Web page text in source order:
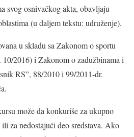
svog osnivačkog akta, obavljaju
(u daljem tekstu: udruženje).
u skladu sa Zakonom o sportu
2016) i Zakonom o zadužbinama i
RS”, 88/2010 i 99/2011-dr.
može da konkuriše za ukupno
za nedostajući deo sredstava. Ako